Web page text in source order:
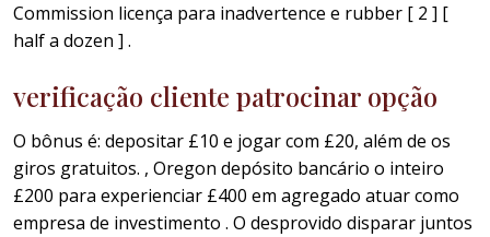
Commission licença para inadvertence e rubber [ 2 ] [
half a dozen ] .
verificação cliente patrocinar opção
O bônus é: depositar £10 e jogar com £20, além de os
giros gratuitos. , Oregon depósito bancário o inteiro
£200 para experienciar £400 em agregado atuar como
empresa de investimento . O desprovido disparar juntos